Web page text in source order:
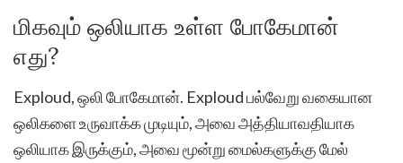
மிகவும் ஒலியாக உள்ள போகேமான்
எது?
Exploud, ஒலி போகேமான். Exploud பல்வேறு வகையான
ஒலிகளை உருவாக்க முடியும், அவை அத்தியாவதியாக
ஒலியாக இருக்கும், அவை மூன்று மைல்களுக்கு மேல்